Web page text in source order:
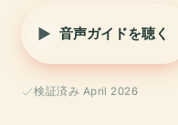
音声ガイドを聴く
検証済み April 2026